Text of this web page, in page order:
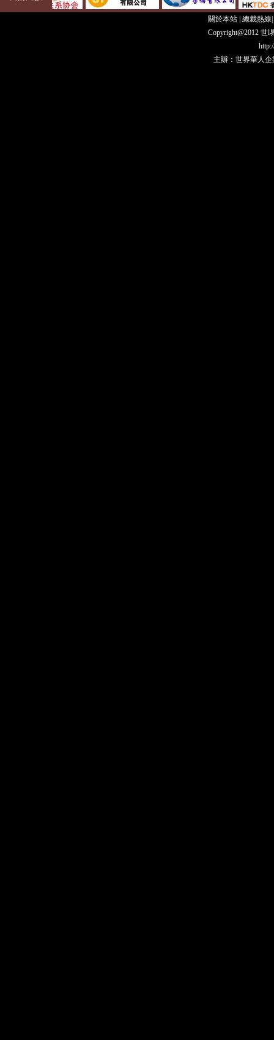
關於本站 |總裁熱線
Copyright@2012 世
主辦：世界華人